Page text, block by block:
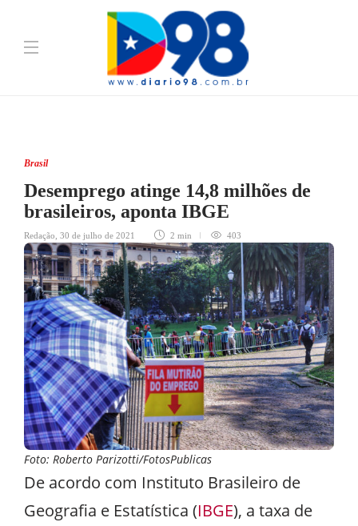
Brasil
Desemprego atinge 14,8 milhões de
brasileiros, aponta IBGE
Redação 30 de julho de 2021 2 min 403
Foto: Roberto Parizotti/FotosPublicas
De acordo com Instituto Brasileiro de
Geografia e Estatística (IBGE), a taxa de